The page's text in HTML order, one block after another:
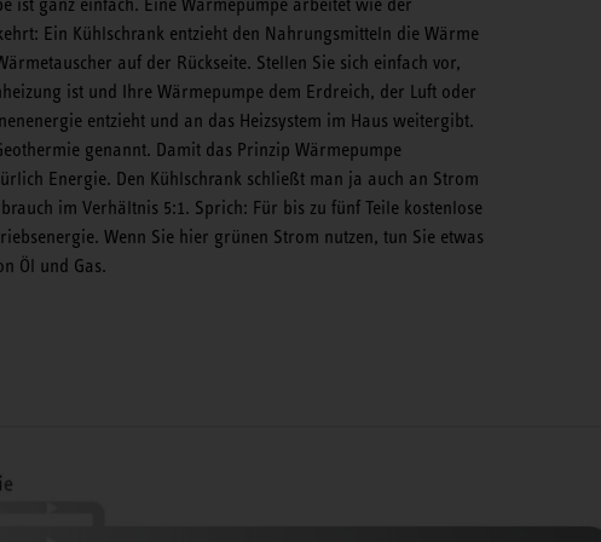
ist ganz einfach. Eine Wärmepumpe arbeitet wie der
Ein Kühlschrank entzieht den Nahrungsmitteln die Wärme
auf der Rückseite. Stellen Sie sich einfach vor,
ist und Ihre Wärmepumpe dem Erdreich, der Luft oder
entzieht und an das Heizsystem im Haus weitergibt.
genannt. Damit das Prinzip Wärmepumpe
Energie. Den Kühlschrank schließt man ja auch an Strom
im Verhältnis 5:1. Sprich: Für bis zu fünf Teile kostenlose
Wenn Sie hier grünen Strom nutzen, tun Sie etwas
Öl und Gas.